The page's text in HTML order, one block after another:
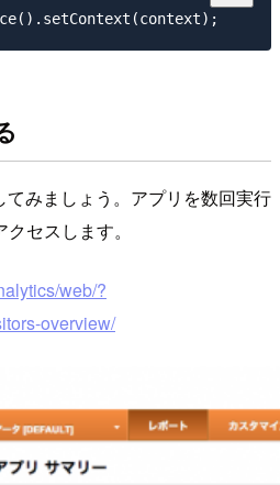
みましょう。アプリを数回実行
セスします。
web/?
overview/